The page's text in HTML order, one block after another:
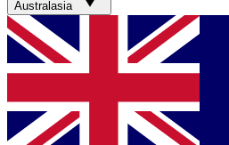
Australasia